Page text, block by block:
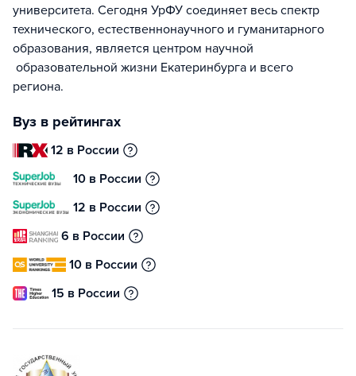
университета. Сегодня УрФУ соединяет весь спектр
технического, естественнонаучного и гуманитарного
образования, является центром научной
образовательной жизни Екатеринбурга и всего
региона.
Вуз в рейтингах
12 в России
10 в России
12 в России
6 в России
10 в России
15 в России